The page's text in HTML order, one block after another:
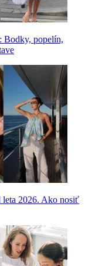
Bodky, popelín,
leta 2026. Ako nosiť